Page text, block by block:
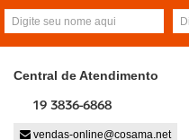
Central de Atendimento
19 3836-6868
vendas-online@cosama.net